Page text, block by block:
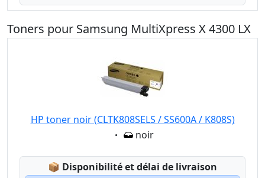
Toners pour Samsung MultiXpress X 4300 LX
HP toner noir (CLTK808SELS / SS600A / K808S)
Eigenschaft:
noir
📦 Lagerstatus:
Disponibilité et délai de livraison